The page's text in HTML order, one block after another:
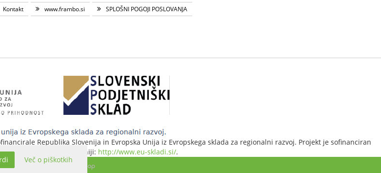
Kontakt www.frambo.si SPLOŠNI POGOJI POSLOVANJA
Republika Slovenija in Evropska Unija iz Evropskega sklada za regionalni razvoj. Projekt je sofinanciran
politike v Sloveniji: http://www.eu-skladi.si/.
Izdelava spletne trgovine
Več o piškotkih